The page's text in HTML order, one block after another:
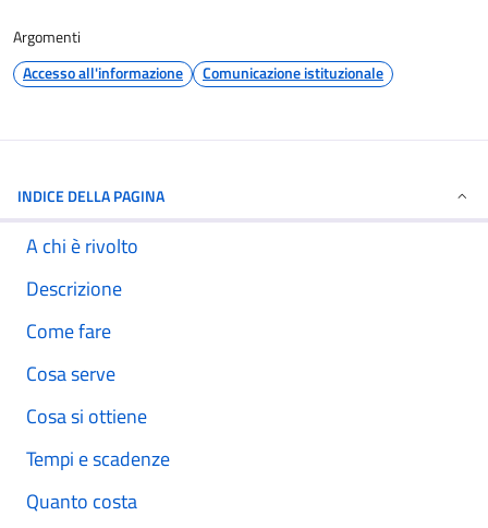
Argomenti
Accesso all'informazione
Comunicazione istituzionale
INDICE DELLA PAGINA
A chi è rivolto
Descrizione
Come fare
Cosa serve
Cosa si ottiene
Tempi e scadenze
Quanto costa